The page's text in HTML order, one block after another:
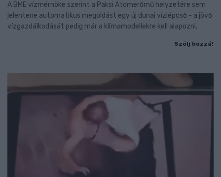
A BME vízmérnöke szerint a Paksi Atomerőmű helyzetére sem
jelentene automatikus megoldást egy új dunai vízlépcső - a jövő
vízgazdálkodását pedig már a klímamodellekre kell alapozni.
Szólj hozzá!